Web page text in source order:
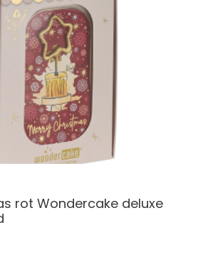
rot Wondercake deluxe